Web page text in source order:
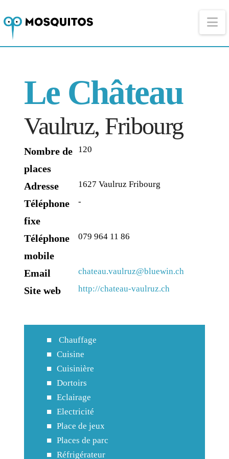
Le Château
Vaulruz, Fribourg
Nombre de
places
120
Adresse 1627 Vaulruz Fribourg
Téléphone
fixe
-
Téléphone
mobile
079 964 11 86
Email chateau.vaulruz@bluewin.ch
Site web http://chateau-vaulruz.ch
Chauffage
Cuisine
Cuisinière
Dortoirs
Eclairage
Electricité
Place de jeux
Places de parc
Réfrigérateur